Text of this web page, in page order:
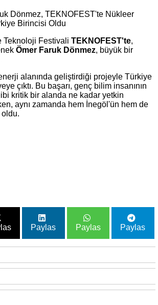
Dönmez, TEKNOFEST'te Nükleer
Birincisi Oldu
Teknoloji Festivali TEKNOFEST'te,
Ömer Faruk Dönmez, büyük bir
alanında geliştirdiği projeyle Türkiye
çıktı. Bu başarı, genç bilim insanının
kritik bir alanda ne kadar yetkin
aynı zamanda hem İnegöl'ün hem de
Paylas Paylas Paylas